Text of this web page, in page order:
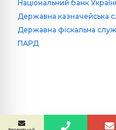
Національний банк
Державна казначейська
Державна фіскальна
ПАРД
Сайт